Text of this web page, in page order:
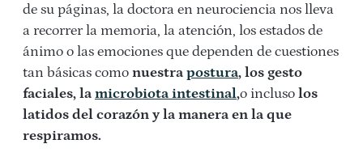
de su páginas, la doctora en neurociencia nos lleva
a recorrer la memoria, la atención, los estados de
ánimo o las emociones que dependen de cuestiones
tan básicas como nuestra postura, los gesto
faciales, la microbiota intestinal,o incluso los
latidos del corazón y la manera en la que
respiramos.